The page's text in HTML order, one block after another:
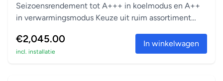
Seizoensrendement tot A+++ in koelmodus en A++
in verwarmingsmodus Keuze uit ruim assortiment
€2,045.00
incl. installatie
In winkelwagen